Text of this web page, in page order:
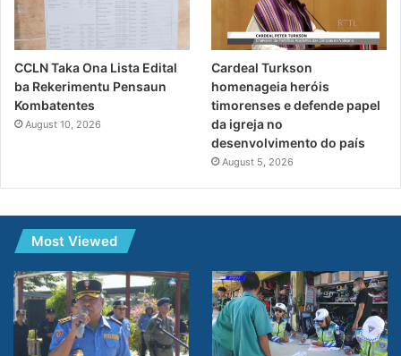
CCLN Taka Ona Lista Edital
ba Rekerimentu Pensaun
Kombatentes
August 10, 2026
Cardeal Turkson
homenageia heróis
timorenses e defende papel
da igreja no
desenvolvimento do país
August 5, 2026
Most Viewed